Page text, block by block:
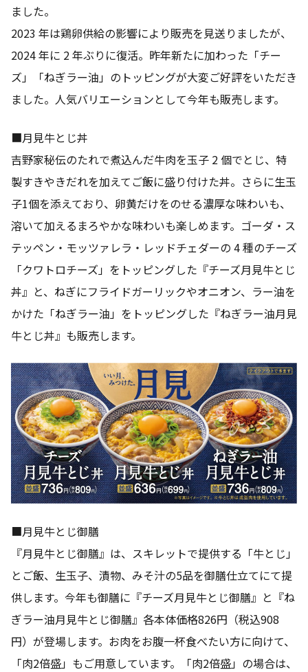
ました。
2023 年は鶏卵供給の影響により販売を見送りましたが、
2024 年に 2 年ぶりに復活。昨年新たに加わった「チー
ズ」「ねぎラー油」のトッピングが大変ご好評をいただき
ました。人気バリエーションとして今年も販売します。
■月見牛とじ丼
吉野家秘伝のたれで煮込んだ牛肉を玉子 2 個でとじ、特
製すきやきだれを加えてご飯に盛り付けた丼。さらに生玉
子1個を添えており、卵黄だけをのせる濃厚な味わいも、
溶いて加えるまろやかな味わいも楽しめます。ゴーダ・ス
テッペン・モッツァレラ・レッドチェダーの 4 種のチーズ
「クワトロチーズ」をトッピングした『チーズ月見牛とじ
丼』と、ねぎにフライドガーリックやオニオン、ラー油を
かけた「ねぎラー油」をトッピングした『ねぎラー油月見
牛とじ丼』も販売します。
■月見牛とじ御膳
『月見牛とじ御膳』は、スキレットで提供する「牛とじ」
とご飯、生玉子、漬物、みそ汁の5品を御膳仕立てにて提
供します。今年も御膳に『チーズ月見牛とじ御膳』と『ね
ぎラー油月見牛とじ御膳』各本体価格826円（税込908
円）が登場します。お肉をお腹一杯食べたい方に向けて、
「肉2倍盛」もご用意しています。「肉2倍盛」の場合は、